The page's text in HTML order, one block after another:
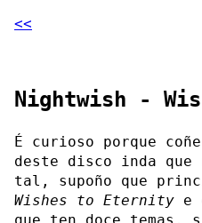
<<
Nightwish -
É curioso porque
deste disco inda que
tal, supoño que
Wishes to Eternity e